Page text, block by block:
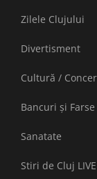
Zilele Clujului
Divertisment
Cultură /
Bancuri și Farse
Sanatate
Stiri de Cluj LIVE